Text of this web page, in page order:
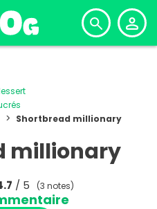
Shortbread millionary
millionary
/ 5 (3 notes)